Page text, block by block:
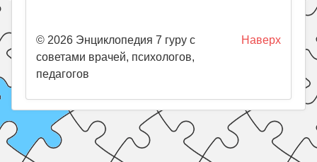
Наверх
© 2026 Энциклопедия 7 гуру с
советами врачей, психологов,
педагогов